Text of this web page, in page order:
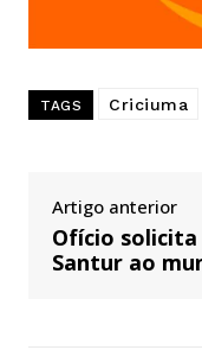
TAGS Criciuma
Artigo anterior
Ofício solicita
Santur ao